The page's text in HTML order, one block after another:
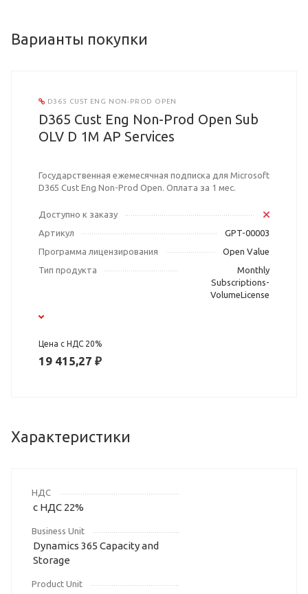
Варианты покупки
D365 CUST ENG NON-PROD OPEN
D365 Cust Eng Non-Prod Open Sub
OLV D 1M AP Services
Государственная ежемесячная подписка для Microsoft
D365 Cust Eng Non-Prod Open. Оплата за 1 мес.
Доступно к заказу
Артикул
GPT-00003
Программа лицензирования
Open Value
Тип продукта
Monthly
Subscriptions-
VolumeLicense
Цена с НДС 20%
19 415,27 ₽
Характеристики
НДС
с НДС 22%
Business Unit
Dynamics 365 Capacity and
Storage
Product Unit